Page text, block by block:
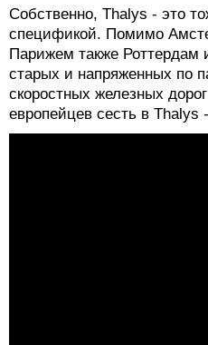
Собственно, Thalys - это
спецификой. Помимо
Парижем также
старых и напряженных по
скоростных железных
европейцев сесть в Thalys